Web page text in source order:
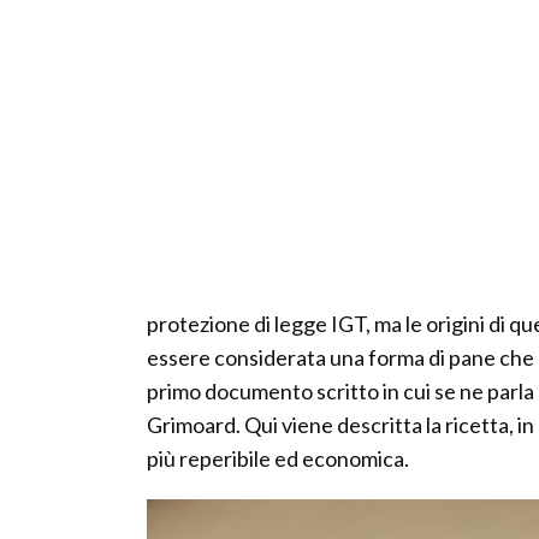
protezione di legge IGT, ma le origini di
essere considerata una forma di pane
primo documento scritto in cui se ne
Grimoard. Qui viene descritta la ricetta,
più reperibile ed economica.